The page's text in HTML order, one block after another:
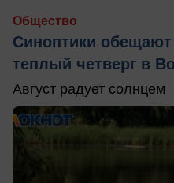
Общество
Синоптики
теплый четверг в
Август радует солнцем